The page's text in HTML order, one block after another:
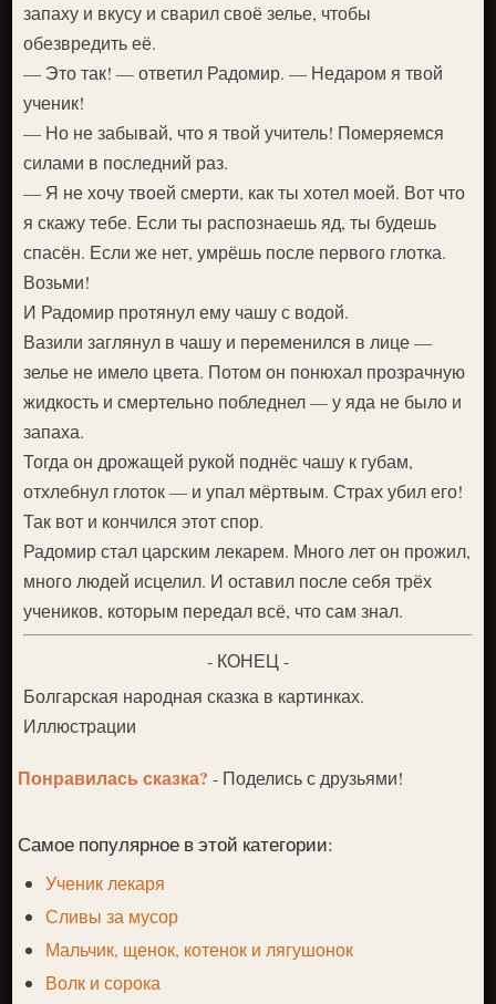
запаху и вкусу и сварил своё зелье, чтобы
обезвредить её.
— Это так! — ответил Радомир. — Недаром я твой
ученик!
— Но не забывай, что я твой учитель! Померяемся
силами в последний раз.
— Я не хочу твоей смерти, как ты хотел моей. Вот что
я скажу тебе. Если ты распознаешь яд, ты будешь
спасён. Если же нет, умрёшь после первого глотка.
Возьми!
И Радомир протянул ему чашу с водой.
Вазили заглянул в чашу и переменился в лице —
зелье не имело цвета. Потом он понюхал прозрачную
жидкость и смертельно побледнел — у яда не было и
запаха.
Тогда он дрожащей рукой поднёс чашу к губам,
отхлебнул глоток — и упал мёртвым. Страх убил его!
Так вот и кончился этот спор.
Радомир стал царским лекарем. Много лет он прожил,
много людей исцелил. И оставил после себя трёх
учеников, которым передал всё, что сам знал.
- КОНЕЦ -
Болгарская народная сказка в картинках.
Иллюстрации
Понравилась сказка?- Поделись с друзьями!
Самое популярное в этой категории:
Ученик лекаря
Сливы за мусор
Мальчик, щенок, котенок и лягушонок
Волк и сорока